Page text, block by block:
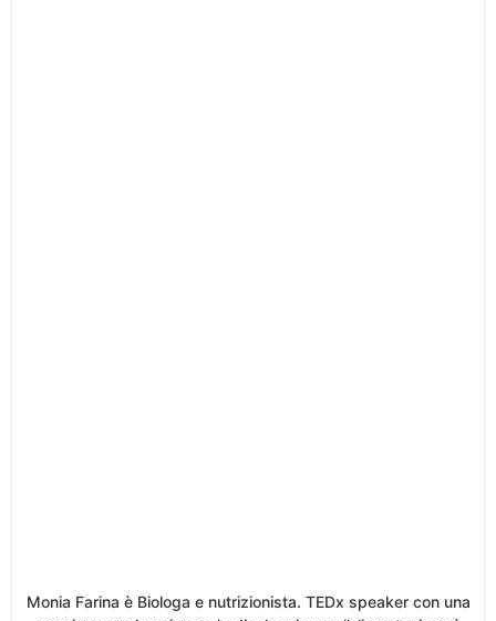
Monia Farina è Biologa e nutrizionista. TEDx speaker con una